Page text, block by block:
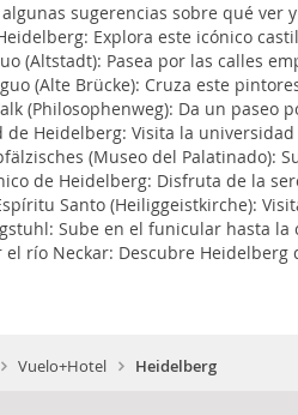
sugerencias sobre qué ver
Explora este icónico
(Altstadt): Pasea por las calles
(Alte Brücke): Cruza este
(Philosophenweg): Da un
de Heidelberg: Visita la
(Museo del Palatinado):
de Heidelberg: Disfruta de la
Santo (Heiliggeistkirche):
Sube en el funicular hasta
el río Neckar: Descubre
Vuelo+Hotel Heidelberg